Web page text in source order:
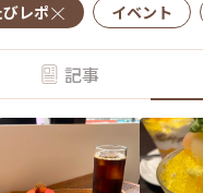
びレポ イベント
記事